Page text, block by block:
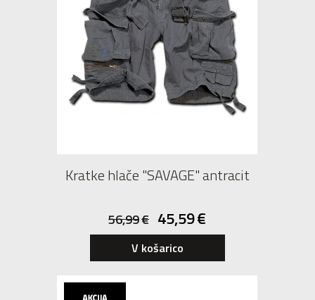
Kratke hlače "SAVAGE" antracit
56,99€ 45,59€
V košarico